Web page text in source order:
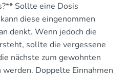
Sollte eine Dosis
diese eingenommen
denkt. Wenn jedoch die
sollte die vergessene
nächste zum gewohnten
Doppelte Einnahmen